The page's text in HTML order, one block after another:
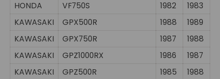
HONDA
VF750S 1982
1983
KAWASAKI
GPX500R 1988
1989
KAWASAKI
GPX750R 1987
1988
KAWASAKI
GPZ1000RX 1986
1987
KAWASAKI
GPZ500R 1985
1988